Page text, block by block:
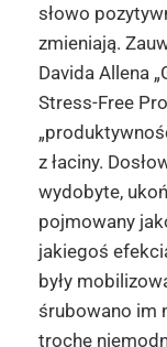
słowo
zmieniają.
Davida Allena
Stress-Free
z łaciny.
wydobyte,
pojmowany
jakiegoś
były
śrubowano im
trochę